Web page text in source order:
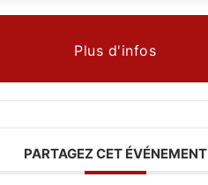
Plus d'infos
PARTAGEZ CET ÉVÉNEMENT